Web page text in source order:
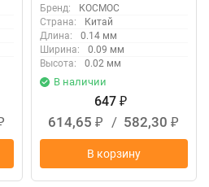
Бренд:
КОСМОС
Страна:
Китай
Длина:
0.14 мм
Ширина:
0.09 мм
Высота:
0.02 мм
В наличии
647 ₽
614,65 ₽ / 582,30 ₽
В корзину